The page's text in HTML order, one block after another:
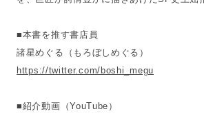
■本書を推す書店員
諸星めぐる（もろぼしめぐる）
https://twitter.com/boshi_megu
■紹介動画（YouTube）